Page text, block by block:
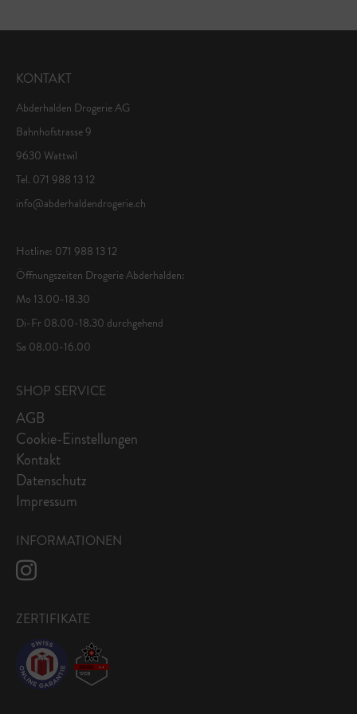
KONTAKT
Abderhalden Drogerie AG
Bahnhofstrasse 9
9630 Wattwil
Tel. 071 988 13 12
info@abderhaldendrogerie.ch
Hotline: 071 988 13 12
Öffnungszeiten Drogerie Abderhalden:
Mo 13.00-18.30
Di-Fr 08.00-18.30 durchgehend
Sa 08.00-16.00
SHOP SERVICE
AGB
Cookie-Einstellungen
Kontakt
Datenschutz
Impressum
INFORMATIONEN
ZERTIFIKATE